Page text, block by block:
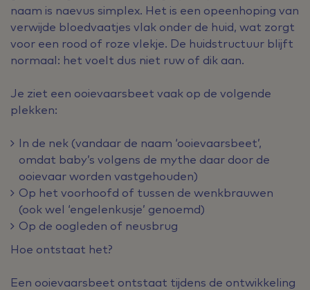
naam is naevus simplex. Het is een opeenhoping van
verwijde bloedvaatjes vlak onder de huid, wat zorgt
voor een rood of roze vlekje. De huidstructuur blijft
normaal: het voelt dus niet ruw of dik aan.
Je ziet een ooievaarsbeet vaak op de volgende
plekken:
In de nek (vandaar de naam ‘ooievaarsbeet’,
omdat baby’s volgens de mythe daar door de
ooievaar worden vastgehouden)
Op het voorhoofd of tussen de wenkbrauwen
(ook wel ‘engelenkusje’ genoemd)
Op de oogleden of neusbrug
Hoe ontstaat het?
Een ooievaarsbeet ontstaat tijdens de ontwikkeling